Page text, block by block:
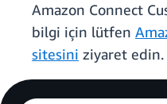
Amazon Connect
bilgi için lütfen
sitesini ziyaret edin.